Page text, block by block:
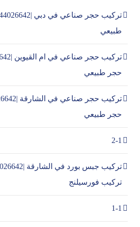
طبيعي
حجر طبيعي
حجر طبيعي
2-1
تركيب فورسيلنج
1-1